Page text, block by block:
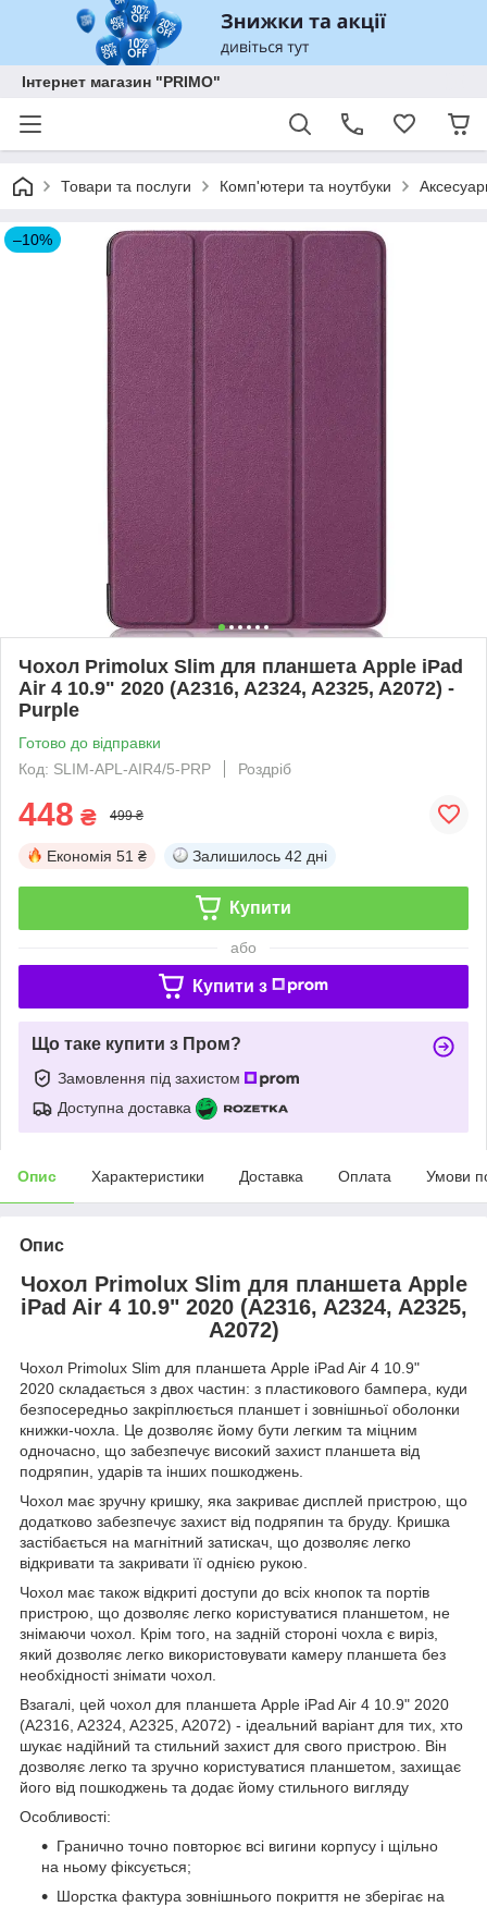
Інтернет магазин "PRIMO"
Товари та послуги Комп'ютери та ноутбуки
–10%
Чохол Primolux Slim для планшета Apple iPad
Air 4 10.9" 2020 (A2316, A2324, A2325, A2072) -
Purple
Готово до відправки
Код: SLIM-APL-AIR4/5-PRP
Роздріб
448 ₴ 499 ₴
Економія 51 ₴ Залишилось 42 дні
Купити
або
Купити з
Що таке купити з Пром?
Замовлення під захистом
Доступна доставка
Опис Характеристики Доставка Оплата Умови
Опис
Чохол Primolux Slim для планшета Apple
iPad Air 4 10.9" 2020 (A2316, A2324, A2325,
A2072)
Чохол Primolux Slim для планшета Apple iPad Air 4 10.9"
2020 складається з двох частин: з пластикового бампера, куди
безпосередньо закріплюється планшет і зовнішньої оболонки
книжки-чохла. Це дозволяє йому бути легким та міцним
одночасно, що забезпечує високий захист планшета від
подряпин, ударів та інших пошкоджень.
Чохол має зручну кришку, яка закриває дисплей пристрою, що
додатково забезпечує захист від подряпин та бруду. Кришка
застібається на магнітний затискач, що дозволяє легко
відкривати та закривати її однією рукою.
Чохол має також відкриті доступи до всіх кнопок та портів
пристрою, що дозволяє легко користуватися планшетом, не
знімаючи чохол. Крім того, на задній стороні чохла є виріз,
який дозволяє легко використовувати камеру планшета без
необхідності знімати чохол.
Взагалі, цей чохол для планшета Apple iPad Air 4 10.9" 2020
(A2316, A2324, A2325, A2072) - ідеальний варіант для тих, хто
шукає надійний та стильний захист для свого пристрою. Він
дозволяє легко та зручно користуватися планшетом, захищає
його від пошкоджень та додає йому стильного вигляду
Особливості:
Гранично точно повторює всі вигини корпусу і щільно
на ньому фіксується;
Шорстка фактура зовнішнього покриття не зберігає на